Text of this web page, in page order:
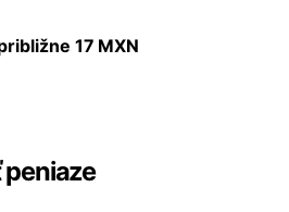
17 MXN
peniaze